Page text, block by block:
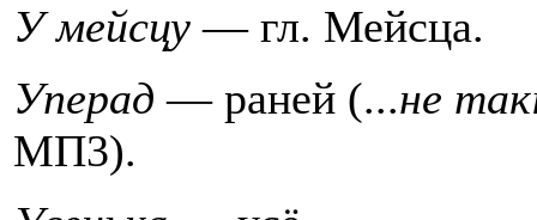
У мейсцу — гл. Мейсца.
Уперад — раней (...не
МП3).